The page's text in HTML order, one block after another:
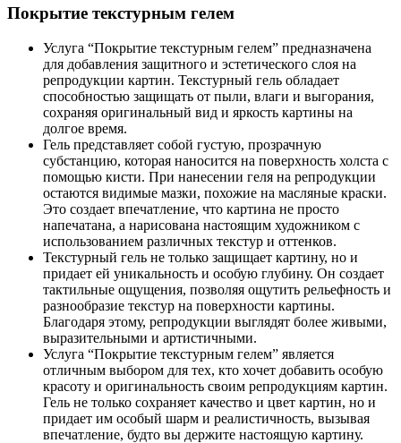
Покрытие текстурным гелем
Услуга “Покрытие текстурным гелем” предназначена
для добавления защитного и эстетического слоя на
репродукции картин. Текстурный гель обладает
способностью защищать от пыли, влаги и выгорания,
сохраняя оригинальный вид и яркость картины на
долгое время.
Гель представляет собой густую, прозрачную
субстанцию, которая наносится на поверхность холста с
помощью кисти. При нанесении геля на репродукции
остаются видимые мазки, похожие на масляные краски.
Это создает впечатление, что картина не просто
напечатана, а нарисована настоящим художником с
использованием различных текстур и оттенков.
Текстурный гель не только защищает картину, но и
придает ей уникальность и особую глубину. Он создает
тактильные ощущения, позволяя ощутить рельефность и
разнообразие текстур на поверхности картины.
Благодаря этому, репродукции выглядят более живыми,
выразительными и артистичными.
Услуга “Покрытие текстурным гелем” является
отличным выбором для тех, кто хочет добавить особую
красоту и оригинальность своим репродукциям картин.
Гель не только сохраняет качество и цвет картин, но и
придает им особый шарм и реалистичность, вызывая
впечатление, будто вы держите настоящую картину.